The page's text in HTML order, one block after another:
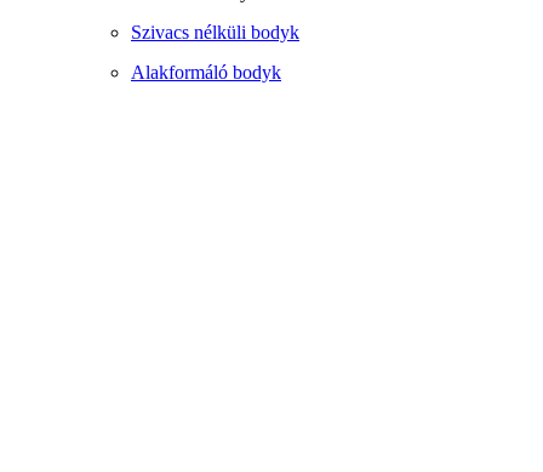
Szivacs nélküli bodyk
Alakformáló bodyk